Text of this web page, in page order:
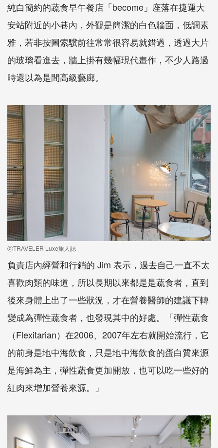
純白簡約的蔬食早午餐店「become」座落在捷運大
安站附近的小巷內，外觀是簡潔的白色牆面，低調素
雅，若非按圖索驥前往常常很容易就錯過，透過大片
的玻璃看進去，牆上掛有幾幅現代畫作，不少人路過
時還以為是間高級藝廊。
ⓒTRAVELER Luxe旅人誌
負責店內經營和行銷的 Jim 表示，過去自己一直不太
喜歡肉類的味道，所以長期以來都是是蔬食者，直到
後來身體上出了一些狀況，才在營養醫師的建議下轉
變成為彈性蔬食者，也發現其中的好處。「彈性蔬食
（Flexitarian）在2006、2007年左右就開始流行，它
的前身是地中海飲食，只是地中海飲食的蛋白質來源
是海鮮為主，彈性蔬食更加開放，也可以吃一些好的
紅肉來增加營養來源。」